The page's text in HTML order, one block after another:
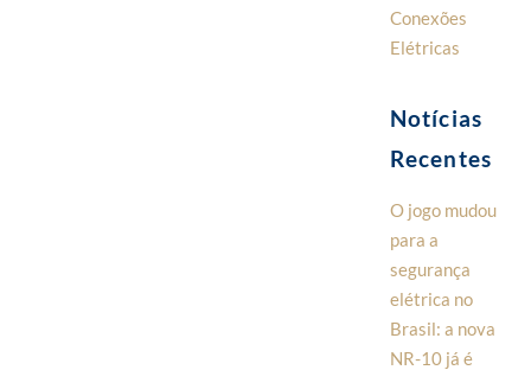
Conexões
Elétricas
Notícias
Recentes
O jogo mudou
para a
segurança
elétrica no
Brasil: a nova
NR-10 já é